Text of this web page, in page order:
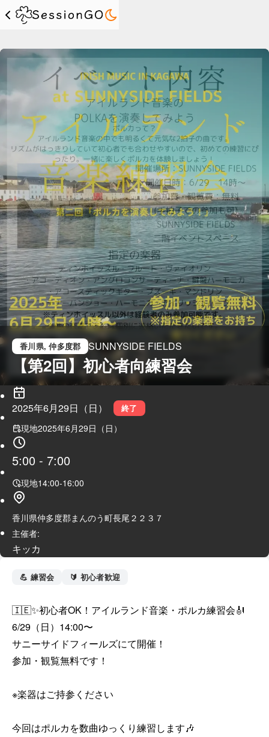
香川県, 仲多度郡 SUNNYSIDE FIELDS
【第2回】初心者向練習会
2025年6月29日（日） 終了
現地2025年6月29日（日）
5:00 - 7:00
現地14:00-16:00
香川県仲多度郡まんのう町長尾２２３７
主催者:
キッカ
💪 練習会 🔰 初心者歓迎
🇮🇪✨初心者OK！アイルランド音楽・ポルカ練習会🎻
6/29（日）14:00〜
サニーサイドフィールズにて開催！
参加・観覧無料です！
※楽器はご持参ください
今回はポルカを数曲ゆっくり練習します🎶